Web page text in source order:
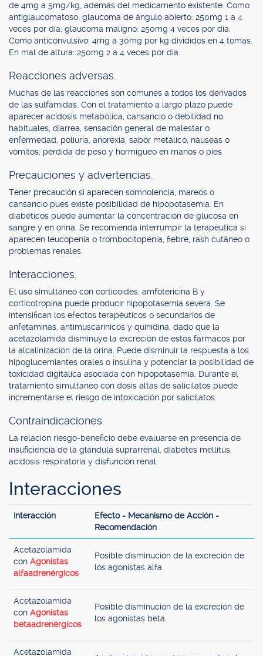
de 4mg a 5mg/kg, además del medicamento existente. Como
antiglaucomatoso: glaucoma de ángulo abierto: 250mg 1 a 4
veces por día; glaucoma maligno: 250mg 4 veces por día.
Como anticonvulsivo: 4mg a 30mg por kg divididos en 4 tomas.
En mal de altura: 250mg 2 a 4 veces por día.
Reacciones adversas.
Muchas de las reacciones son comunes a todos los derivados
de las sulfamidas. Con el tratamiento a largo plazo puede
aparecer acidosis metabólica, cansancio o debilidad no
habituales, diarrea, sensación general de malestar o
enfermedad, poliuria, anorexia, sabor metálico, náuseas o
vómitos; pérdida de peso y hormigueo en manos o pies.
Precauciones y advertencias.
Tener precaución si aparecen somnolencia, mareos o
cansancio pues existe posibilidad de hipopotasemia. En
diabéticos puede aumentar la concentración de glucosa en
sangre y en orina. Se recomienda interrumpir la terapéutica si
aparecen leucopenia o trombocitopenia, fiebre, rash cutáneo o
problemas renales.
Interacciones.
El uso simultáneo con corticoides, amfotericina B y
corticotropina puede producir hipopotasemia severa. Se
intensifican los efectos terapéuticos o secundarios de
anfetaminas, antimuscarínicos y quinidina, dado que la
acetazolamida disminuye la excreción de estos fármacos por
la alcalinización de la orina. Puede disminuir la respuesta a los
hipoglucemiantes orales o insulina y potenciar la posibilidad de
toxicidad digitálica asociada con hipopotasemia. Durante el
tratamiento simultáneo con dosis altas de salicilatos puede
incrementarse el riesgo de intoxicación por salicilatos.
Contraindicaciones.
La relación riesgo-beneficio debe evaluarse en presencia de
insuficiencia de la glándula suprarrenal, diabetes mellitus,
acidosis respiratoria y disfunción renal.
Interacciones
Interacción
Efecto - Mecanismo de Acción -
Recomendación
Acetazolamida
con Agonistas
alfaadrenérgicos
Posible disminución de la excreción de
los agonistas alfa.
Acetazolamida
con Agonistas
betaadrenérgicos
Posible disminución de la excreción de
los agonistas beta.
Acetazolamida